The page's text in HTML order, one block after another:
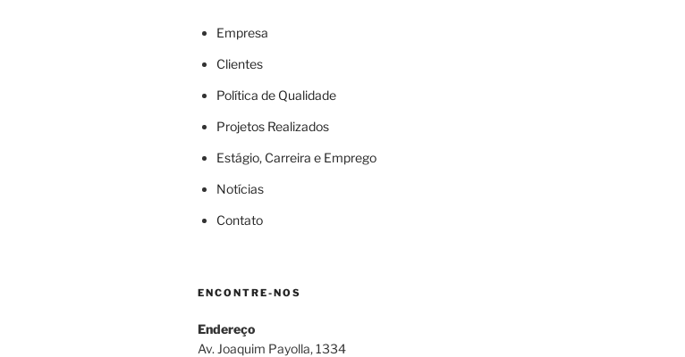
Empresa
Clientes
Política de Qualidade
Projetos Realizados
Estágio, Carreira e Emprego
Notícias
Contato
ENCONTRE-NOS
Endereço
Av. Joaquim Payolla, 1334